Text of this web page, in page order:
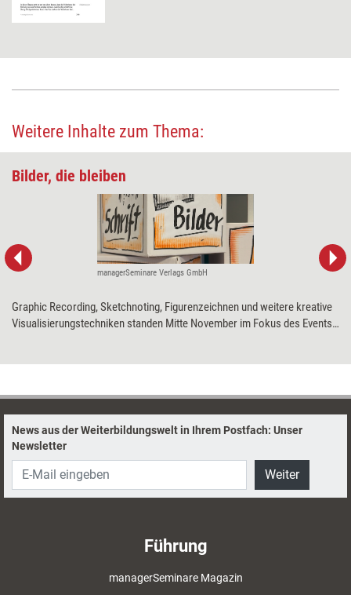
Weitere Inhalte zum Thema:
Bilder, die bleiben
managerSeminare Verlags GmbH
Graphic Recording, Sketchnoting, Figurenzeichnen und weitere kreative
Visualisierungstechniken standen Mitte November im Fokus des Events
News aus der Weiterbildungswelt in Ihrem Postfach: Unser
Newsletter
Weiter
Führung
managerSeminare Magazin